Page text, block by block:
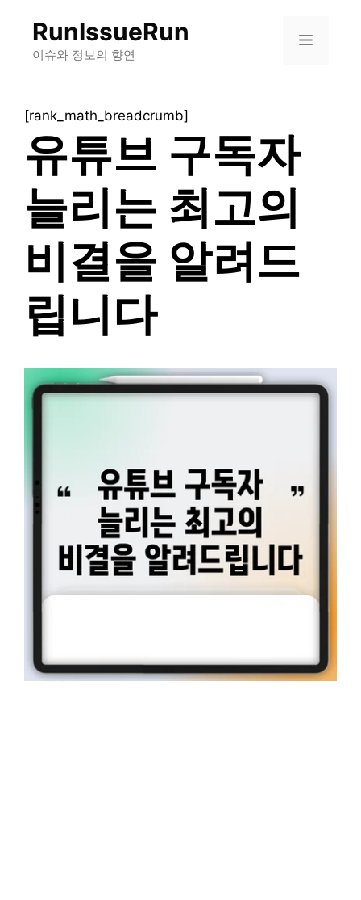
RunIssueRun
이슈와 정보의 향연
메
[rank_math_breadcrumb]
유튜브 구독자
늘리는 최고의
비결을 알려드
립니다